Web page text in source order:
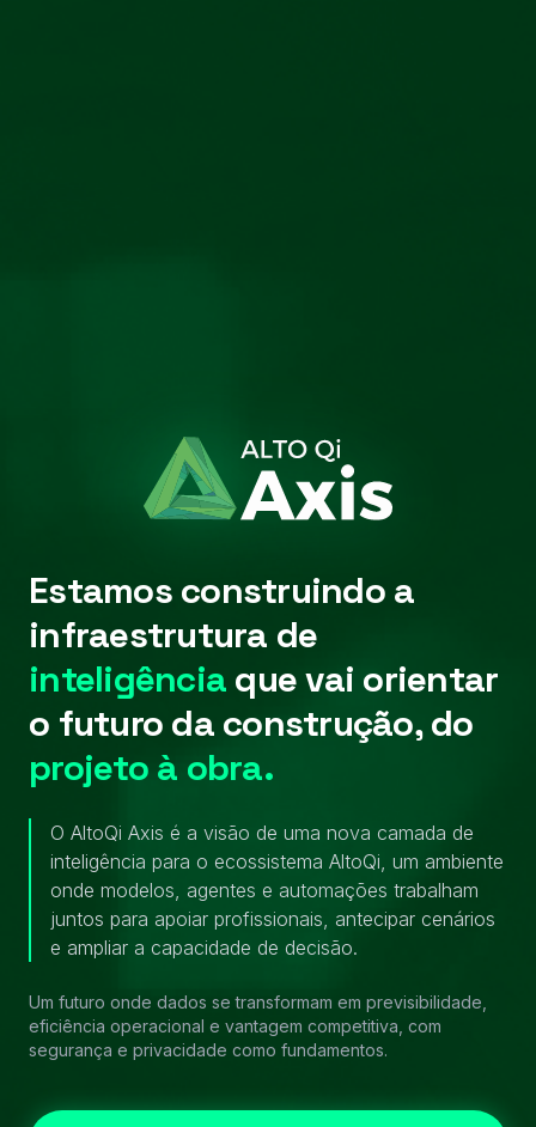
Estamos construindo a
infraestrutura de
inteligência que vai orientar
o futuro da construção, do
projeto à obra.
O AltoQi Axis é a visão de uma nova camada de
inteligência para o ecossistema AltoQi, um ambiente
onde modelos, agentes e automações trabalham
juntos para apoiar profissionais, antecipar cenários
e ampliar a capacidade de decisão.
Um futuro onde dados se transformam em previsibilidade,
eficiência operacional e vantagem competitiva, com
segurança e privacidade como fundamentos.